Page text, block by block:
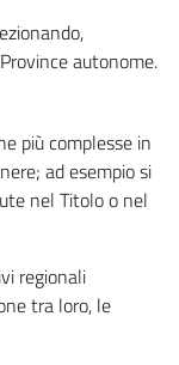
autonome.
più complesse in
ad esempio si
nel Titolo o nel
regionali
tra loro, le